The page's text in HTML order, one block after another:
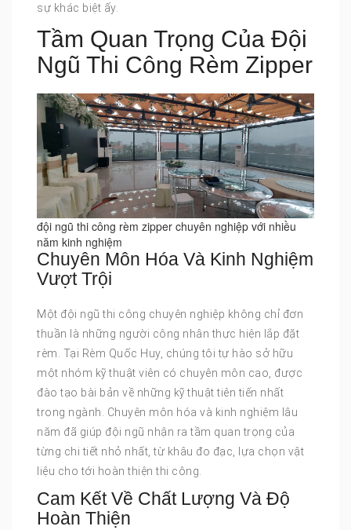
sự khác biệt ấy.
Tầm Quan Trọng Của Đội
Ngũ Thi Công Rèm Zipper
đội ngũ thi công rèm zipper chuyên nghiệp với nhiều
năm kinh nghiệm
Chuyên Môn Hóa Và Kinh Nghiệm
Vượt Trội
Một đội ngũ thi công chuyên nghiệp không chỉ đơn
thuần là những người công nhân thực hiện lắp đặt
rèm. Tại Rèm Quốc Huy, chúng tôi tự hào sở hữu
một nhóm kỹ thuật viên có chuyên môn cao, được
đào tạo bài bản về những kỹ thuật tiên tiến nhất
trong ngành. Chuyên môn hóa và kinh nghiệm lâu
năm đã giúp đội ngũ nhận ra tầm quan trọng của
từng chi tiết nhỏ nhất, từ khâu đo đạc, lựa chọn vật
liệu cho tới hoàn thiện thi công.
Cam Kết Về Chất Lượng Và Độ
Hoàn Thiện